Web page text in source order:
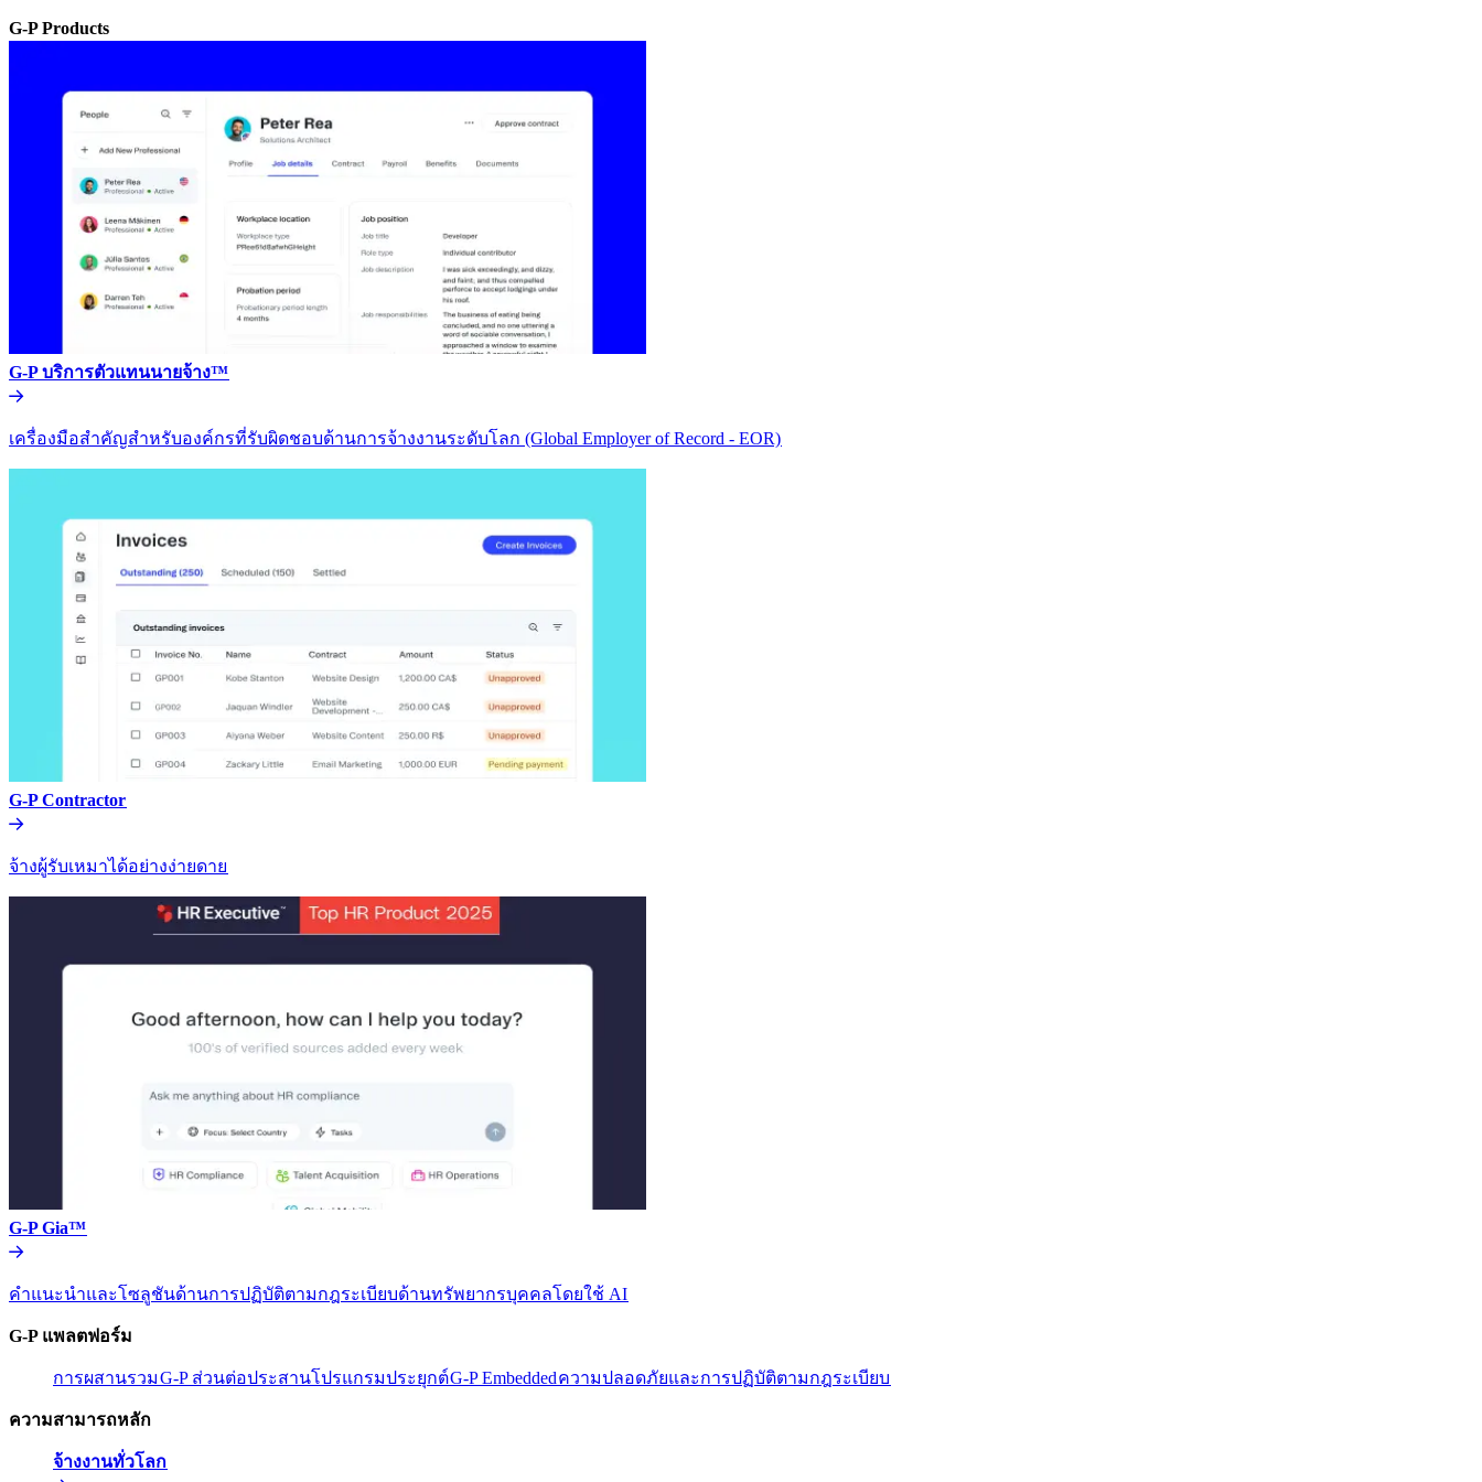
G-P Products​​
G-P บริการตัวแทนนายจ้าง™​​
เครื่องมือสำคัญสำหรับองค์กรที่รับผิดชอบด้านการจ้างงานระดับโลก (Global Employer of Record - EOR)​​
G-P Contractor​​
จ้างผู้รับเหมาได้อย่างง่ายดาย​​
G-P Gia™​​
คำแนะนำและโซลูชันด้านการปฏิบัติตามกฎระเบียบด้านทรัพยากรบุคคลโดยใช้ AI​​
G-P แพลตฟอร์ม​​
การผสานรวม​​G-P ส่วนต่อประสานโปรแกรมประยุกต์​​G-P Embedded​​ความปลอดภัยและการปฏิบัติตามกฎระเบียบ​​
ความสามารถหลัก​​
จ้างงานทั่วโลก​​